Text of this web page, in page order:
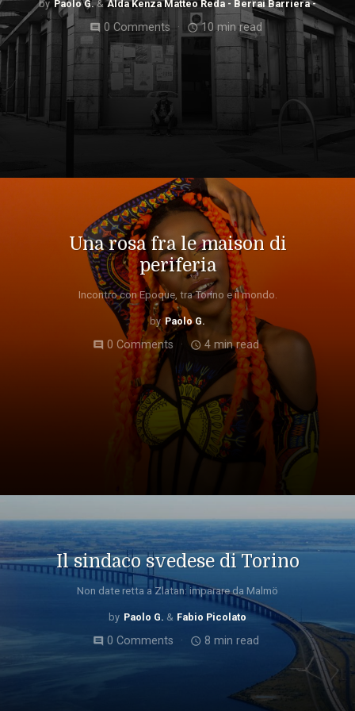
Paolo G. Alda Kenza Matteo Reda - Berrai Barriera -
comment 0 Comments access_time10 min read
Una rosa fra le maison di
periferia
Incontro con Epoque, tra Torino e il mondo.
Paolo G.
comment 0 Comments access_time 4 min read
Il sindaco svedese di Torino
Non date retta a Zlatan: imparare da Malmö
Paolo G. Fabio Picolato
comment0 Comments access_time 8 min read